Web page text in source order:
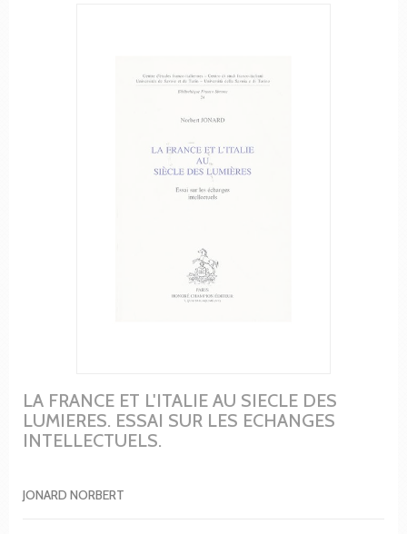
LA FRANCE ET L'ITALIE AU SIECLE DES
LUMIERES. ESSAI SUR LES ECHANGES
INTELLECTUELS.
JONARD NORBERT